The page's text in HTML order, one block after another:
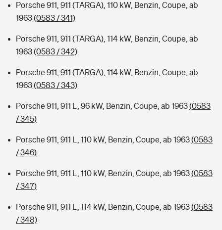
Porsche 911, 911 (TARGA), 110 kW, Benzin, Coupe, ab
1963(0583 / 341)
Porsche 911, 911 (TARGA), 114 kW, Benzin, Coupe, ab
1963(0583 / 342)
Porsche 911, 911 (TARGA), 114 kW, Benzin, Coupe, ab
1963(0583 / 343)
Porsche 911, 911 L, 96 kW, Benzin, Coupe, ab 1963(0583
/ 345)
Porsche 911, 911 L, 110 kW, Benzin, Coupe, ab 1963(0583
/ 346)
Porsche 911, 911 L, 110 kW, Benzin, Coupe, ab 1963(0583
/ 347)
Porsche 911, 911 L, 114 kW, Benzin, Coupe, ab 1963(0583
/ 348)